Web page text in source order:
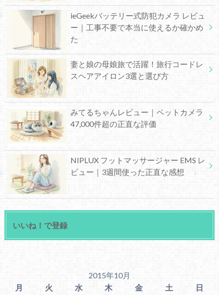
ieGeekバッテリー式防犯カメラ レビュ
ー｜工事不要で本当に使えるか確かめ
た
妻と娘の母娘旅で活躍！旅行コードレ
スヘアアイロン3選と選び方
みてるちゃんレビュー｜ペットカメラ
47,000件超の正直な評価
NIPLUX フットマッサージャー EMS レ
ビュー｜3週間使った正直な感想
いいね！で登録
2015年10月
月
火 水 木 金 土
日